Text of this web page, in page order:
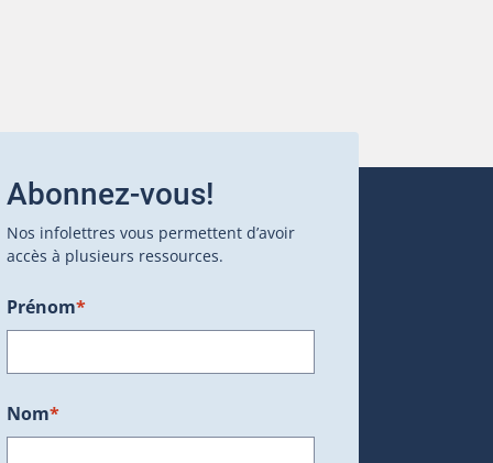
une nouvelle fenêtre.)
Abonnez-vous!
Nos infolettres vous permettent d’avoir
accès à plusieurs ressources.
Prénom*
Nom*